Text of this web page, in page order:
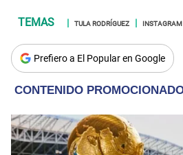
TULA RODRÍGUEZ INSTAGRAM
Prefiero a El Popular en Google